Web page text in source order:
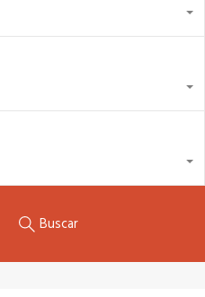
Buscar